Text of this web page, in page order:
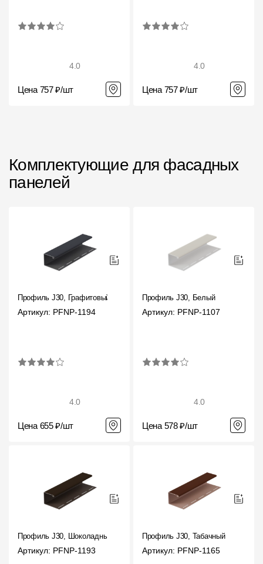
Сервисы
Компания
Контроль качества кровли
Отправка рекламации
4.0
Цена 757 ₽/шт
4.0
Цена 757 ₽/шт
Комплектующие для фасадных
панелей
Профиль J30, Графитовый
Артикул: PFNP-1194
4.0
Цена 655 ₽/шт
Профиль J30, Белый
Артикул: PFNP-1107
4.0
Цена 578 ₽/шт
Профиль J30, Шоколадный
Артикул: PFNP-1193
Профиль J30, Табачный
Артикул: PFNP-1165